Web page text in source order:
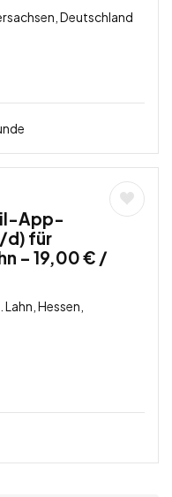
Deutschland
App-
d) für
– 19,00 € /
Hessen,